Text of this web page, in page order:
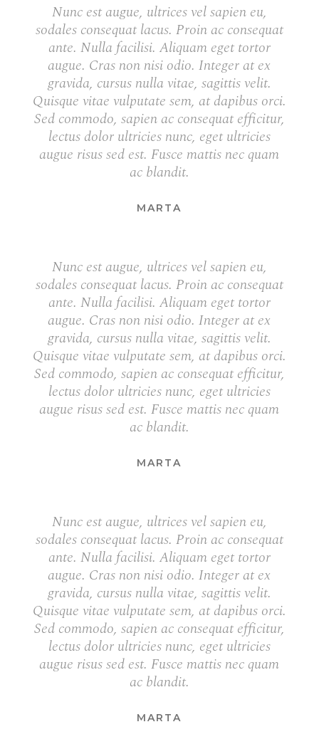
Nunc est augue, ultrices vel sapien eu,
sodales consequat lacus. Proin ac consequat
ante. Nulla facilisi. Aliquam eget tortor
augue. Cras non nisi odio. Integer at ex
gravida, cursus nulla vitae, sagittis velit.
Quisque vitae vulputate sem, at dapibus orci.
Sed commodo, sapien ac consequat efficitur,
lectus dolor ultricies nunc, eget ultricies
augue risus sed est. Fusce mattis nec quam
ac blandit.
MARTA
Nunc est augue, ultrices vel sapien eu,
sodales consequat lacus. Proin ac consequat
ante. Nulla facilisi. Aliquam eget tortor
augue. Cras non nisi odio. Integer at ex
gravida, cursus nulla vitae, sagittis velit.
Quisque vitae vulputate sem, at dapibus orci.
Sed commodo, sapien ac consequat efficitur,
lectus dolor ultricies nunc, eget ultricies
augue risus sed est. Fusce mattis nec quam
ac blandit.
MARTA
Nunc est augue, ultrices vel sapien eu,
sodales consequat lacus. Proin ac consequat
ante. Nulla facilisi. Aliquam eget tortor
augue. Cras non nisi odio. Integer at ex
gravida, cursus nulla vitae, sagittis velit.
Quisque vitae vulputate sem, at dapibus orci.
Sed commodo, sapien ac consequat efficitur,
lectus dolor ultricies nunc, eget ultricies
augue risus sed est. Fusce mattis nec quam
ac blandit.
MARTA